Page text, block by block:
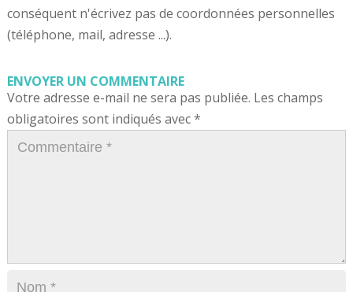
conséquent n'écrivez pas de coordonnées personnelles
(téléphone, mail, adresse ...).
ENVOYER UN COMMENTAIRE
Votre adresse e-mail ne sera pas publiée. Les champs
obligatoires sont indiqués avec*